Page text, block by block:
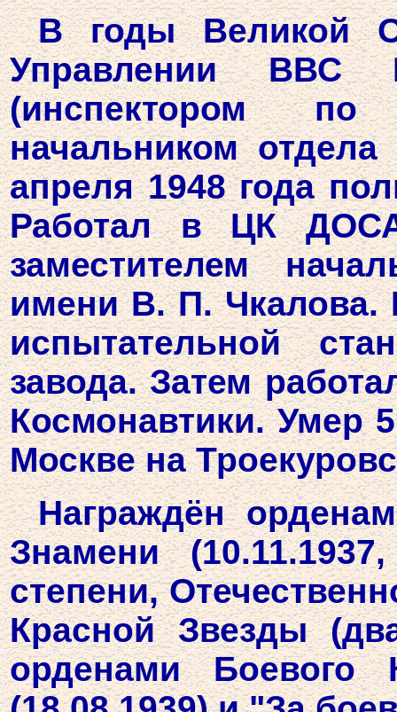
В годы Великой
Управлении ВВС
(инспектором
начальником
апреля 1948 года
Работал в ЦК
заместителем
имени В. П. Чкалова.
испытательной
завода. Затем
Космонавтики. Умер
Москве на
Награждён
Знамени
степени,
Красной Звезды
орденами Боевого